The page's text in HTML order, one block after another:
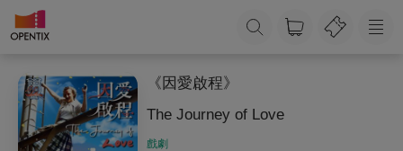
《因愛啟程》
The Journey of Love
戲劇